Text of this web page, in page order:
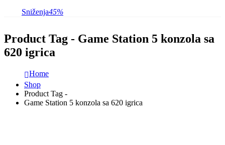
Sniženja45%
Product Tag - Game Station 5 konzola sa
620 igrica
Home
Shop
Product Tag -
Game Station 5 konzola sa 620 igrica